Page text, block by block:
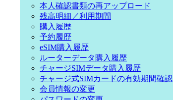
本人確認書類の再アップロード
残高明細／利用期間
購入履歴
予約履歴
eSIM購入履歴
ルーターデータ購入履歴
チャージSIMデータ購入履歴
チャージ式SIMカードの有効期間確認
会員情報の変更